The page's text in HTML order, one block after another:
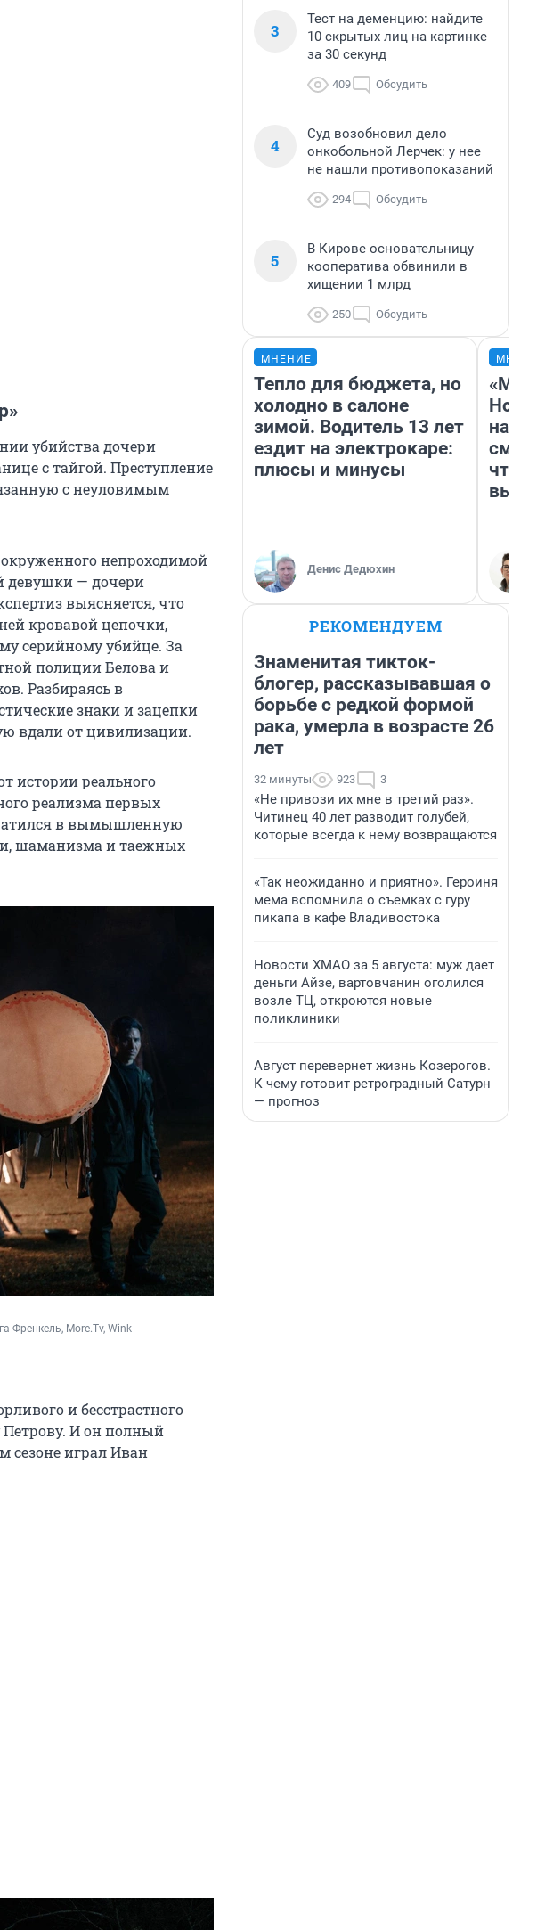
убийства дочери
с тайгой. Преступление
с неуловимым
непроходимой
девушки — дочери
выясняется, что
кровавой цепочки,
серийному убийце. За
полиции Белова и
Разбираясь в
знаки и зацепки
вдали от цивилизации.
истории реального
реализма первых
в вымышленную
шаманизма и таежных
Френкель, More.Tv, Wink
и бесстрастного
Петрову. И он полный
сезоне играл Иван
3
Тест на деменцию: найдите
10 скрытых лиц на картинке
за 30 секунд
409 Обсудить
4
Суд возобновил дело
онкобольной Лерчек: у нее
не нашли противопоказаний
294 Обсудить
5
В Кирове основательницу
кооператива обвинили в
хищении 1 млрд
250 Обсудить
МНЕНИЕ
Тепло для бюджета, но
холодно в салоне
зимой. Водитель 13 лет
ездит на электрокаре:
плюсы и минусы
Денис Дедюхин
«Мы
РЕКОМЕНДУЕМ
Знаменитая тикток-
блогер, рассказывавшая о
борьбе с редкой формой
рака, умерла в возрасте 26
лет
32 минуты 923 3
«Не привози их мне в третий раз».
Читинец 40 лет разводит голубей,
которые всегда к нему возвращаются
«Так неожиданно и приятно». Героиня
мема вспомнила о съемках с гуру
пикапа в кафе Владивостока
Новости ХМАО за 5 августа: муж дает
деньги Айзе, вартовчанин оголился
возле ТЦ, откроются новые
поликлиники
Август перевернет жизнь Козерогов.
К чему готовит ретроградный Сатурн
— прогноз